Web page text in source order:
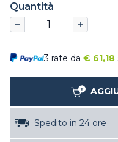
Quantità
3 rate da € 61,18
Spedito in 24 ore